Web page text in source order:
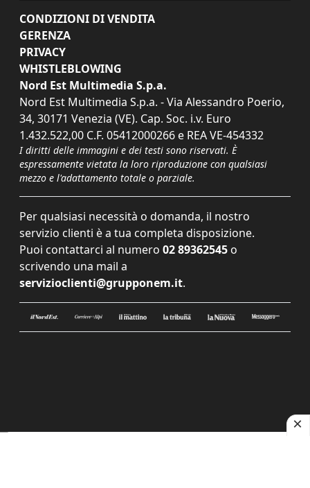
CONDIZIONI DI VENDITA
GERENZA
PRIVACY
WHISTLEBLOWING
Nord Est Multimedia S.p.a.
Nord Est Multimedia S.p.a. - Via Alessandro Poerio,
34, 30171 Venezia (VE). Cap. Soc. i.v. Euro
1.432.522,00 C.F. 05412000266 e REA VE-454332
I diritti delle immagini e dei testi sono riservati. È
espressamente vietata la loro riproduzione con qualsiasi
mezzo e l'adattamento totale o parziale.
Per qualsiasi necessità o domanda, il nostro
servizio clienti è a tua completa disposizione.
Puoi contattarci al numero 02 89362545 o
scrivendo una mail a
servizioclienti@grupponem.it.